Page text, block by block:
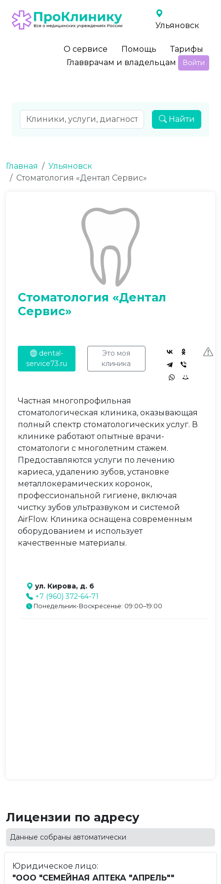
Ульяновск
О сервисе Помощь
Тарифы
Главврачам и владельцам
Войти
Найти
Главная
Ульяновск
Стоматология «Дентал Сервис»
Стоматология «Дентал
Сервис»
dental-
service73.ru
Это моя
клиника
Частная многопрофильная
стоматологическая клиника, оказывающая
полный спектр стоматологических услуг. В
клинике работают опытные врачи-
стоматологи с многолетним стажем.
Предоставляются услуги по лечению
кариеса, удалению зубов, установке
металлокерамических коронок,
профессиональной гигиене, включая
чистку зубов ультразвуком и системой
AirFlow. Клиника оснащена современным
оборудованием и использует
качественные материалы.
ул. Кирова, д. 6
+7 (960) 372-64-71
Понедельник-Воскресенье: 09:00–19:00
Лицензии по адресу
Данные собраны автоматически
Юридическое лицо:
"ООО "СЕМЕЙНАЯ АПТЕКА "АПРЕЛЬ""